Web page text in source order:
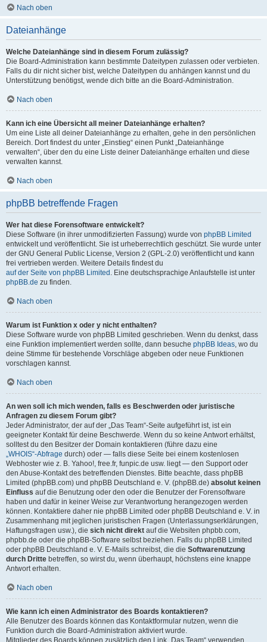
Nach oben
Dateianhänge
Welche Dateianhänge sind in diesem Forum zulässig?
Die Board-Administration kann bestimmte Dateitypen zulassen oder verbieten.
Falls du dir nicht sicher bist, welche Dateitypen du anhängen kannst und du
Unterstützung benötigst, wende dich bitte an die Board-Administration.
Nach oben
Kann ich eine Übersicht all meiner Dateianhänge erhalten?
Um eine Liste all deiner Dateianhänge zu erhalten, gehe in den persönlichen
Bereich. Dort findest du unter „Einstieg“ einen Punkt „Dateianhänge
verwalten“, über den du eine Liste deiner Dateianhänge erhalten und diese
verwalten kannst.
Nach oben
phpBB betreffende Fragen
Wer hat diese Forensoftware entwickelt?
Diese Software (in ihrer unmodifizierten Fassung) wurde von phpBB Limited
entwickelt und veröffentlicht. Sie ist urheberrechtlich geschützt. Sie wurde unter
der GNU General Public License, Version 2 (GPL-2.0) veröffentlicht und kann
frei vertrieben werden. Weitere Details findest du
auf der Seite von phpBB Limited . Eine deutschsprachige Anlaufstelle ist unter
phpBB.de zu finden.
Nach oben
Warum ist Funktion x oder y nicht enthalten?
Diese Software wurde von phpBB Limited geschrieben. Wenn du denkst, dass
eine Funktion implementiert werden sollte, dann besuche phpBB Ideas, wo du
deine Stimme für bestehende Vorschläge abgeben oder neue Funktionen
vorschlagen kannst.
Nach oben
An wen soll ich mich wenden, falls es Beschwerden oder juristische
Anfragen zu diesem Forum gibt?
Jeder Administrator, der auf der „Das Team“-Seite aufgeführt ist, ist ein
geeigneter Kontakt für deine Beschwerde. Wenn du so keine Antwort erhältst,
solltest du den Besitzer der Domain kontaktieren (führe dazu eine
„WHOIS“-Abfrage durch) oder — falls diese Seite bei einem kostenlosen
Webhoster wie z. B. Yahoo!, free.fr, funpic.de usw. liegt — den Support oder
den Abuse-Kontakt des betreffenden Dienstes. Bitte beachte, dass phpBB
Limited (phpBB.com) und phpBB Deutschland e. V. (phpBB.de) absolut keinen
Einfluss auf die Benutzung oder den oder die Benutzer der Forensoftware
haben und dafür in keiner Weise zur Verantwortung herangezogen werden
können. Kontaktiere daher nie phpBB Limited oder phpBB Deutschland e. V. in
Zusammenhang mit jeglichen juristischen Fragen (Unterlassungserklärungen,
Haftungsfragen usw.), die sich nicht direkt auf die Websiten phpbb.com,
phpbb.de oder die phpBB-Software selbst beziehen. Falls du phpBB Limited
oder phpBB Deutschland e. V. E-Mails schreibst, die die Softwarenutzung
durch Dritte betreffen, so wirst du, wenn überhaupt, höchstens eine knappe
Antwort erhalten.
Nach oben
Wie kann ich einen Administrator des Boards kontaktieren?
Alle Benutzer des Boards können das Kontaktformular nutzen, wenn die
Funktion durch die Board-Administration aktiviert wurde.
Mitglieder des Boards können zusätzlich den Link „Das Team“ verwenden.